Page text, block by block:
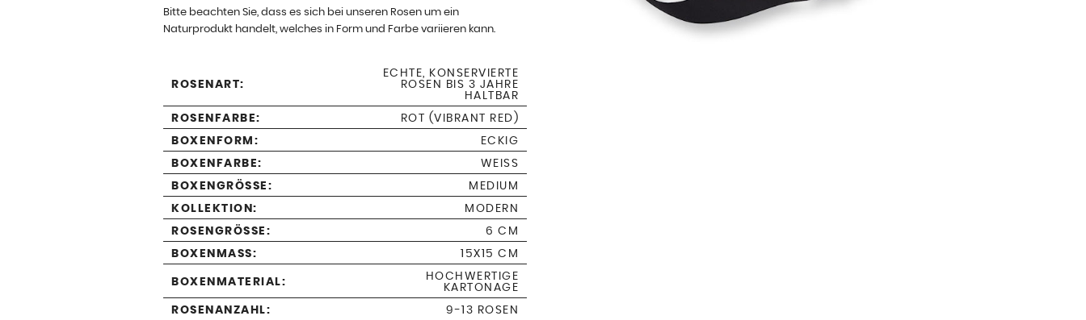
Bitte beachten Sie, dass es sich bei unseren Rosen um ein
Naturprodukt handelt, welches in Form und Farbe variieren kann.
ROSENART:
ECHTE, KONSERVIERTE
ROSEN BIS 3 JAHRE
HALTBAR
ROSENFARBE:
ROT (VIBRANT RED)
BOXENFORM:
ECKIG
BOXENFARBE:
WEISS
BOXENGRÖSSE:
MEDIUM
KOLLEKTION:
MODERN
ROSENGRÖSSE:
6 CM
BOXENMASS:
15X15 CM
BOXENMATERIAL:
HOCHWERTIGE
KARTONAGE
ROSENANZAHL:
9-13 ROSEN